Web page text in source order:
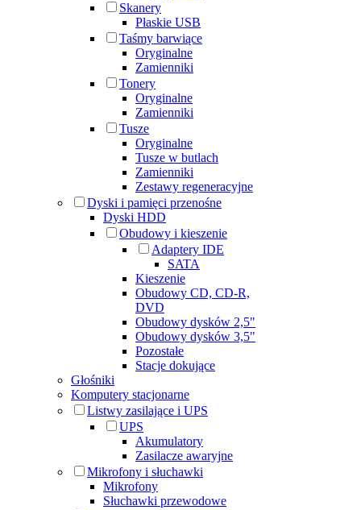
Skanery
Płaskie USB
Taśmy barwiące
Oryginalne
Zamienniki
Tonery
Oryginalne
Zamienniki
Tusze
Oryginalne
Tusze w butlach
Zamienniki
Zestawy regeneracyjne
Dyski i pamięci przenośne
Dyski HDD
Obudowy i kieszenie
Adaptery IDE
SATA
Kieszenie
Obudowy CD, CD-R,
DVD
Obudowy dysków 2,5"
Obudowy dysków 3,5"
Pozostałe
Stacje dokujące
Głośniki
Komputery stacjonarne
Listwy zasilające i UPS
UPS
Akumulatory
Zasilacze awaryjne
Mikrofony i słuchawki
Mikrofony
Słuchawki przewodowe